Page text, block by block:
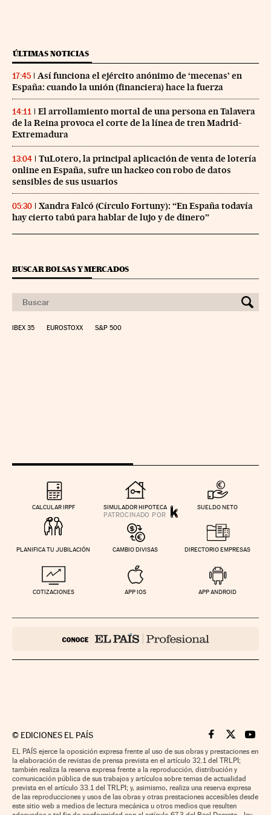
ÚLTIMAS NOTICIAS
17:45
Así funciona el ejército anónimo de ‘mecenas’ en
España: cuando la unión (financiera) hace la fuerza
14:11
El arrollamiento mortal de una persona en Talavera
de la Reina provoca el corte de la línea de tren Madrid-
Extremadura
13:04
TuLotero, la principal aplicación de venta de lotería
online en España, sufre un hackeo con robo de datos
sensibles de sus usuarios
05:30
Xandra Falcó (Círculo Fortuny): “En España todavía
hay cierto tabú para hablar de lujo y de dinero”
BUSCAR BOLSAS Y MERCADOS
IBEX 35 EUROSTOXX S&P 500
CALCULAR IRPF SIMULADOR HIPOTECA SUELDO NETO
PLANIFICA TU JUBILACIÓN CAMBIO DIVISAS DIRECTORIO EMPRESAS
COTIZACIONES APP IOS APP ANDROID
© EDICIONES EL PAÍS Cinco Días en
Cinco Días
Cinco
EL PAÍS ejerce la oposición expresa frente al uso de sus obras y prestaciones en
la elaboración de revistas de prensa prevista en el artículo 32.1 del TRLPI;
también realiza la reserva expresa frente a la reproducción, distribución y
comunicación pública de sus trabajos y artículos sobre temas de actualidad
prevista en el artículo 33.1 del TRLPI; y, asimismo, realiza una reserva expresa
de las reproducciones y usos de las obras y otras prestaciones accesibles desde
este sitio web a medios de lectura mecánica u otros medios que resulten